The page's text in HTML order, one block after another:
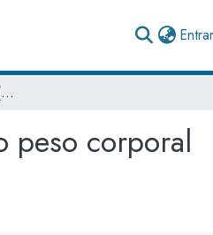
A influência do chá verde (Camellia sinensis) na redução do peso corporal
peso corporal